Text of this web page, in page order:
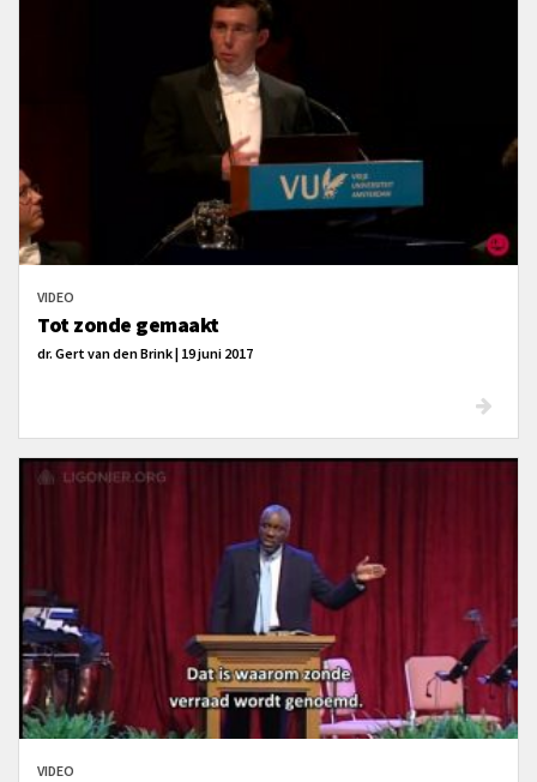
VIDEO
Tot zonde gemaakt
dr. Gert van den Brink | 19 juni 2017
VIDEO